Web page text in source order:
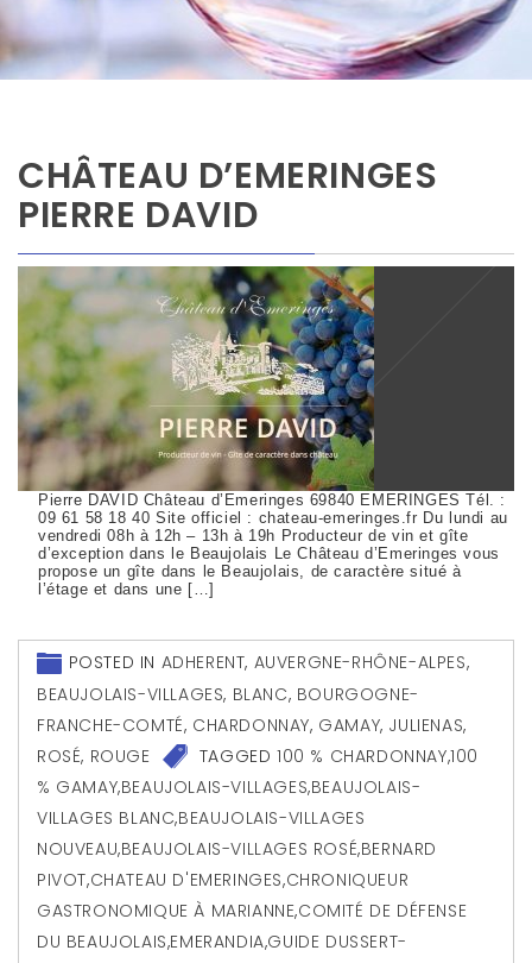
CHÂTEAU D’EMERINGES
PIERRE DAVID
Pierre DAVID Château d’Emeringes 69840 EMERINGES Tél. :
09 61 58 18 40 Site officiel : chateau-emeringes.fr Du lundi au
vendredi 08h à 12h – 13h à 19h Producteur de vin et gîte
d’exception dans le Beaujolais Le Château d’Emeringes vous
propose un gîte dans le Beaujolais, de caractère situé à
l’étage et dans une […]
POSTED IN ADHERENT, AUVERGNE-RHÔNE-ALPES,
BEAUJOLAIS-VILLAGES, BLANC, BOURGOGNE-
FRANCHE-COMTÉ, CHARDONNAY, GAMAY, JULIENAS,
ROSÉ, ROUGE TAGGED100 % CHARDONNAY,100
% GAMAY,BEAUJOLAIS-VILLAGES,BEAUJOLAIS-
VILLAGES BLANC,BEAUJOLAIS-VILLAGES
NOUVEAU,BEAUJOLAIS-VILLAGES ROSÉ,BERNARD
PIVOT,CHATEAU D'EMERINGES,CHRONIQUEUR
GASTRONOMIQUE À MARIANNE,COMITÉ DE DÉFENSE
DU BEAUJOLAIS,EMERANDIA,GUIDE DUSSERT-